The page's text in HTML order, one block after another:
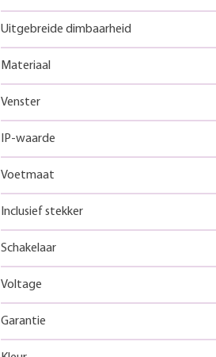
Uitgebreide dimbaarheid
Materiaal
Venster
IP-waarde
Voetmaat
Inclusief stekker
Schakelaar
Voltage
Garantie